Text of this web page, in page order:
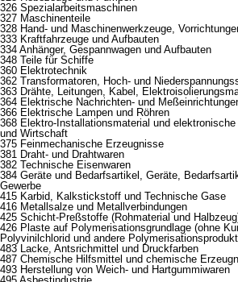
326 Spezialarbeitsmaschinen
327 Maschinenteile
328 Hand- und Maschinenwerkzeuge,
333 Kraftfahrzeuge und Aufbauten
334 Anhänger, Gespannwagen und Aufbauten
348 Teile für Schiffe
360 Elektrotechnik
362 Transformatoren, Hoch- und
363 Drähte, Leitungen, Kabel,
364 Elektrische Nachrichten- und
366 Elektrische Lampen und Röhren
368 Elektro-Installationsmaterial und
und Wirtschaft
375 Feinmechanische Erzeugnisse
381 Draht- und Drahtwaren
382 Technische Eisenwaren
384 Geräte und Bedarfsartikel, Geräte,
Gewerbe
415 Karbid, Kalkstickstoff und Technische Gase
416 Metallsalze und Metallverbindungen
425 Schicht-Preßstoffe (Rohmaterial und
426 Plaste auf Polymerisationsgrundlage (ohne
Polyvinilchlorid und andere
483 Lacke, Antsrichmittel und Druckfarben
487 Chemische Hilfsmittel und chemische
493 Herstellung von Weich- und Hartgummiwaren